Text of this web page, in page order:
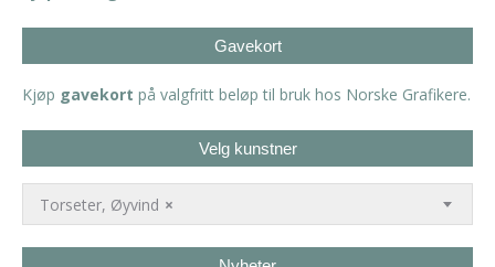
Gavekort
Kjøp gavekort på valgfritt beløp til bruk hos Norske Grafikere.
Velg kunstner
×
Torseter, Øyvind